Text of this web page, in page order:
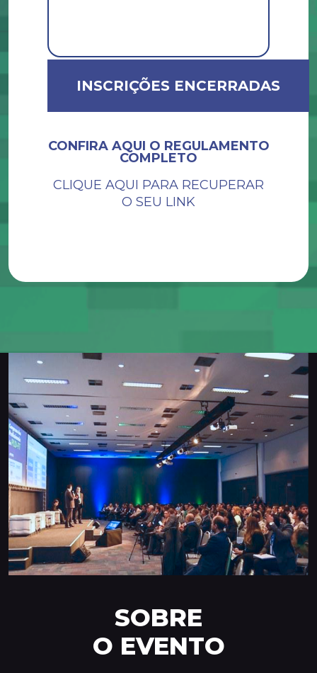
INSCRIÇÕES ENCERRADAS
CONFIRA AQUI O REGULAMENTO
COMPLETO
CLIQUE AQUI PARA RECUPERAR
O SEU LINK
SOBRE
O EVENTO